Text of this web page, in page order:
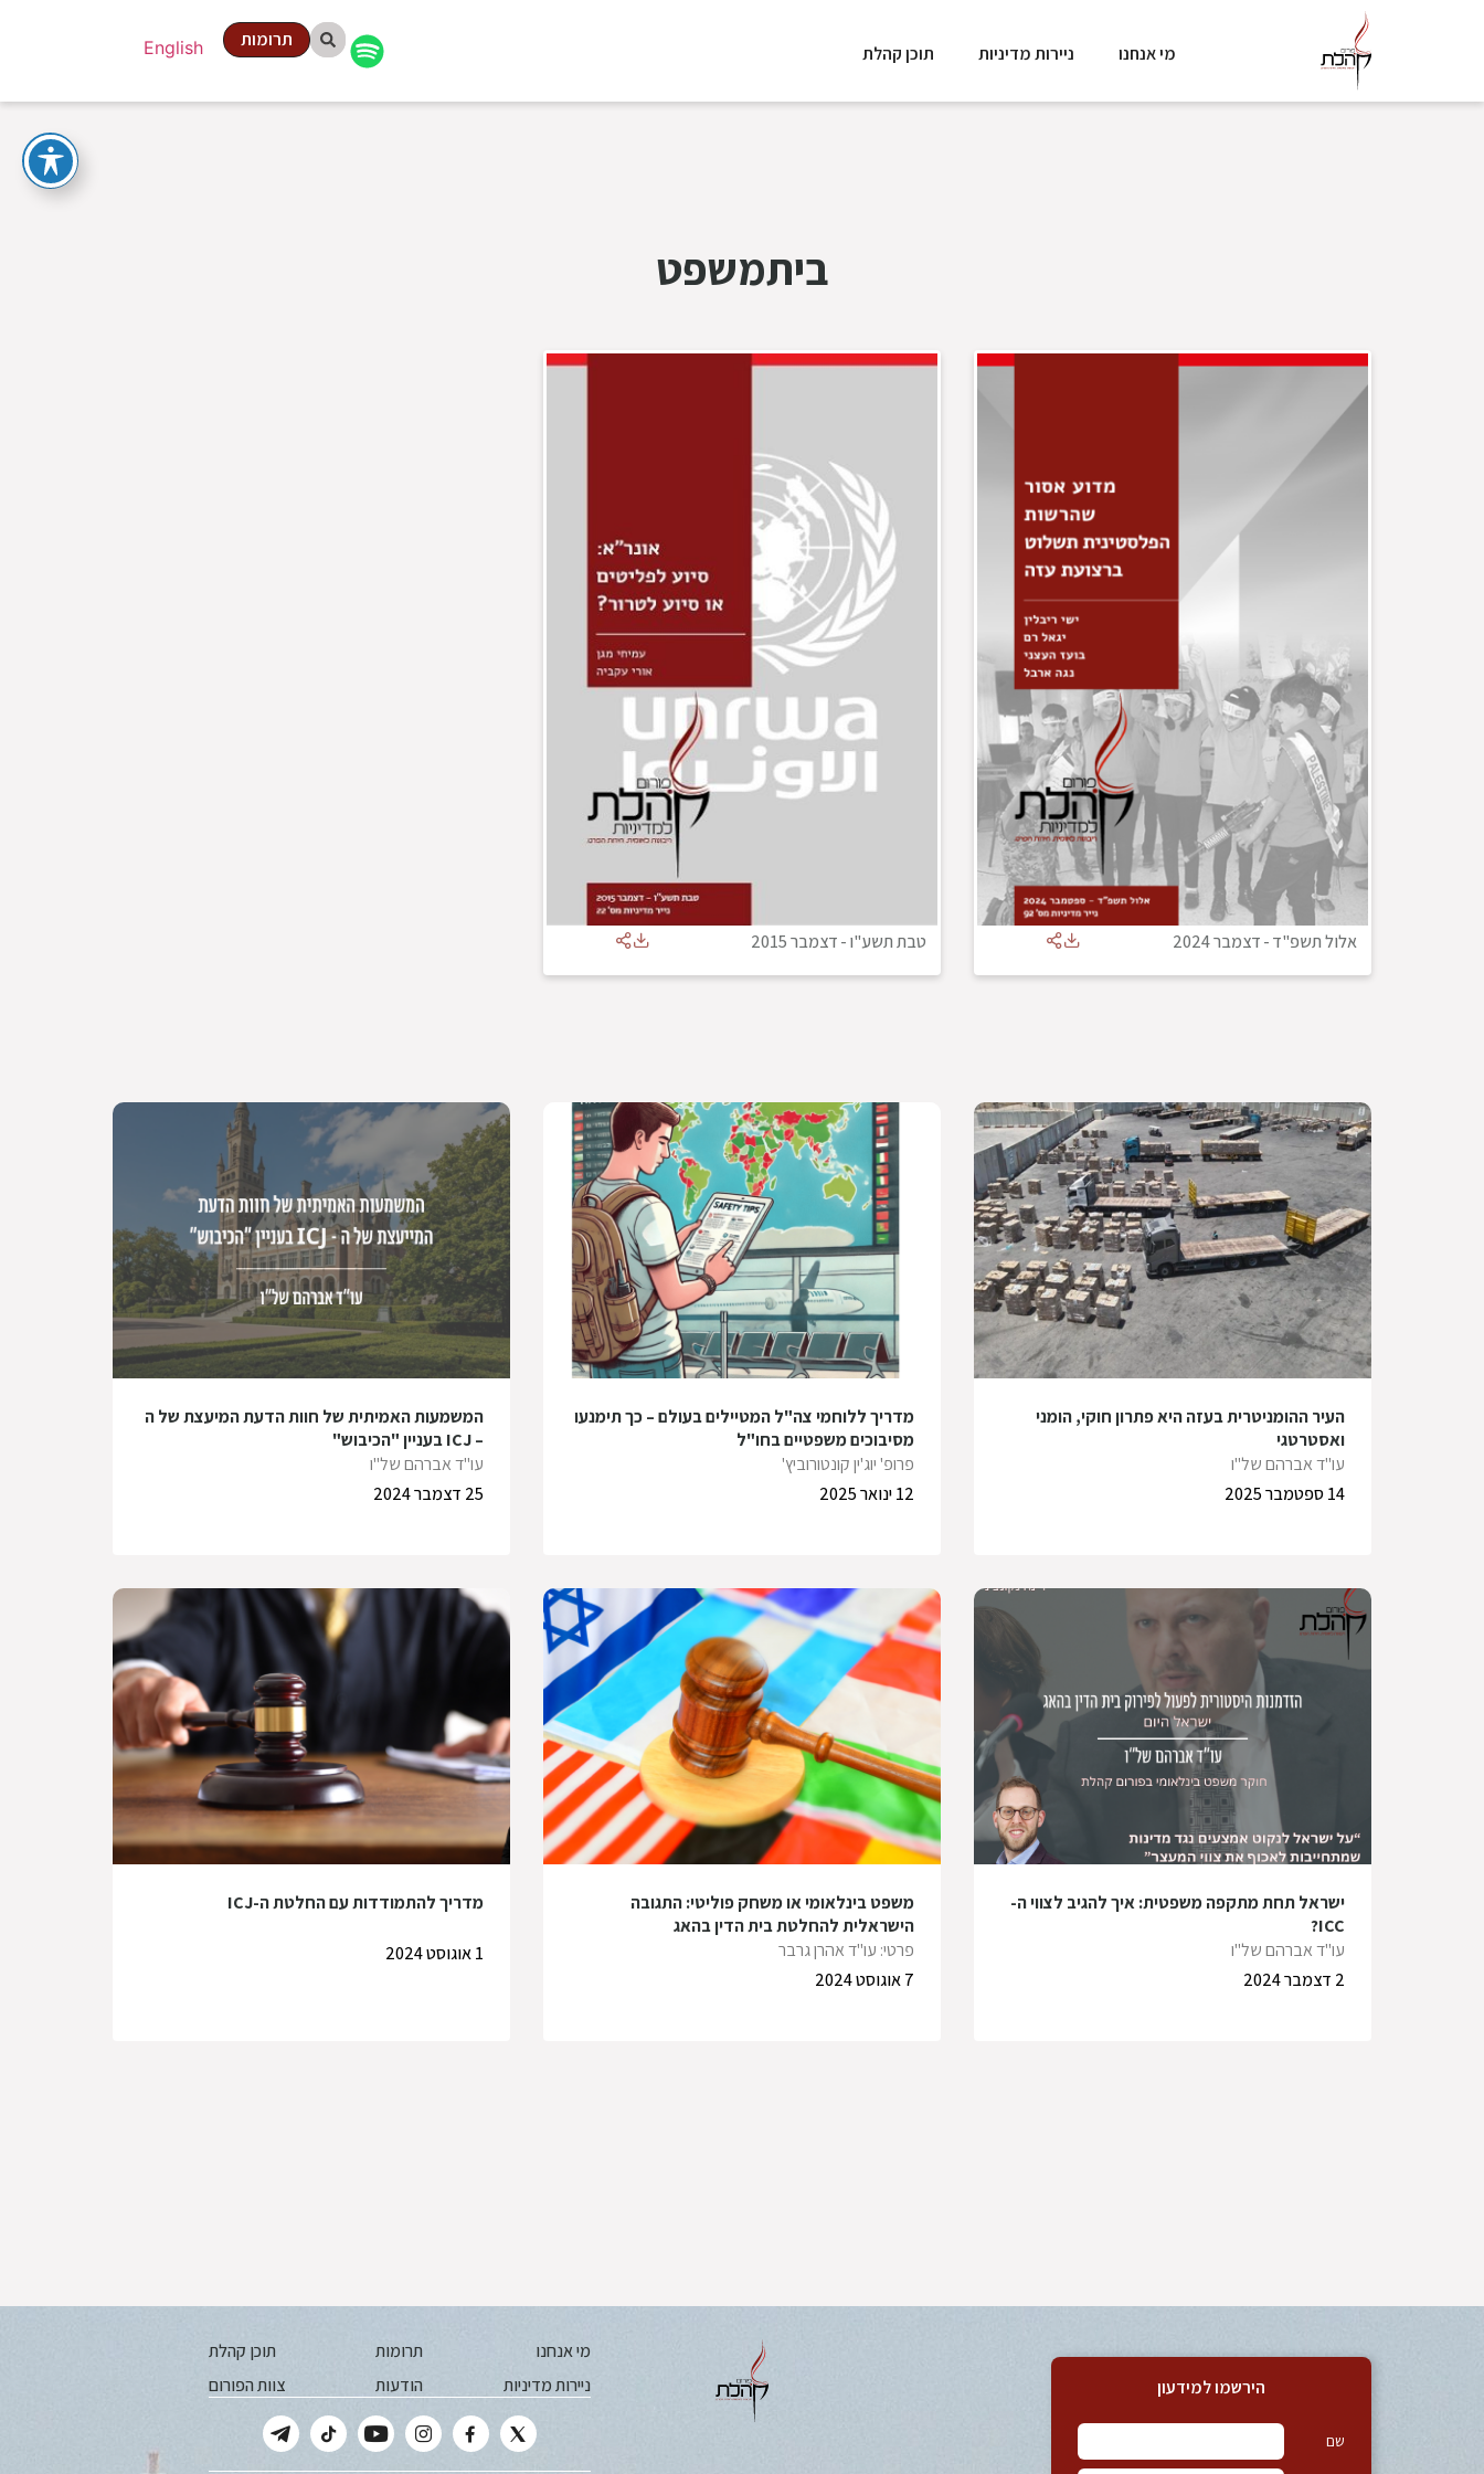
מי אנחנו ניירות מדיניות תוכן קהלת English תרומות
ביתמשפט
אלול תשפ"ד-דצמבר 2024 טבת תשע"ו-דצמבר 2015
העיר ההומניטרית בעזה היא פתרון חוקי, הומני
ואסטרטגי
עו"ד אברהם של"ו
14 ספטמבר 2025
מדריך ללוחמי צה"ל המטיילים בעולם – כך תימנעו
מסיבוכים משפטיים בחו"ל
פרופ' יוג'ין קונטורוביץ'
12 ינואר 2025
המשמעות האמיתית של חוות הדעת המיעצת של ה
– ICJ בעניין "הכיבוש"
עו"ד אברהם של"ו
25 דצמבר 2024
ישראל תחת מתקפה משפטית: איך להגיב לצווי ה-
ICC?
עו"ד אברהם של"ו
2 דצמבר 2024
משפט בינלאומי או משחק פוליטי: התגובה
הישראלית להחלטת בית הדין בהאג
פרטי: עו"ד אהרן גרבר
7 אוגוסט 2024
מדריך להתמודדות עם החלטת ה-ICJ
1 אוגוסט 2024
הירשמו למידעון
שם
מי אנחנו תרומות
תוכן קהלת
ניירות מדיניות
הודעות צוות הפורום